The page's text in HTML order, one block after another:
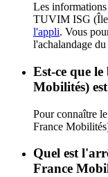
Les informations
TUVIM ISG
l'appli. Vous
l'achalandage
Est-ce que
Mobilités)
Pour connaître
France
Quel est
France